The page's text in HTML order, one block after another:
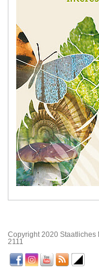
Copyright 2020 Staatliches
2111